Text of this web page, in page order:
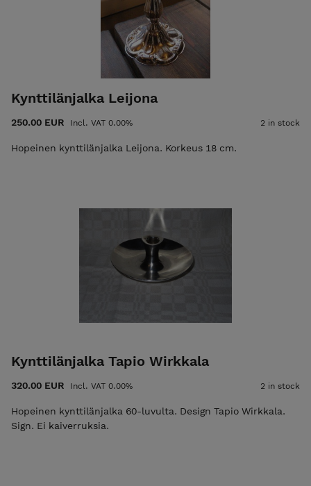
Kynttilänjalka Leijona
250.00 EUR Incl. VAT 0.00% 2 in stock
Hopeinen kynttilänjalka Leijona. Korkeus 18 cm.
Kynttilänjalka Tapio Wirkkala
320.00 EUR Incl. VAT 0.00% 2 in stock
Hopeinen kynttilänjalka 60-luvulta. Design Tapio Wirkkala.
Sign. Ei kaiverruksia.